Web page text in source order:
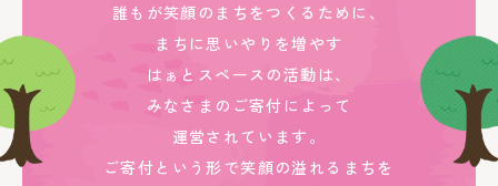
誰もが笑顔のまちをつくるために、
まちに思いやりを増やす
はぁとスペースの活動は、
みなさまのご寄付によって
運営されています。
ご寄付という形で笑顔の溢れるまちを